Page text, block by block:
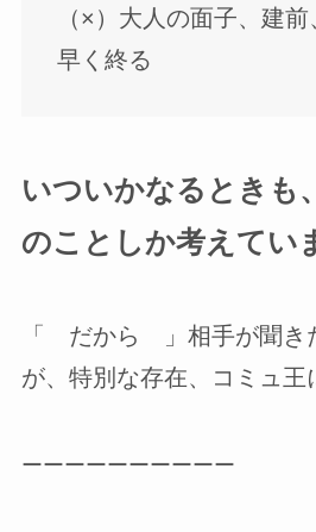
（×）大人の面子、建
早く終る
いついかなるときも
のことしか考えてい
「 だから 」相手が聞き
が、特別な存在、コミュ王
ーーーーーーーーーー